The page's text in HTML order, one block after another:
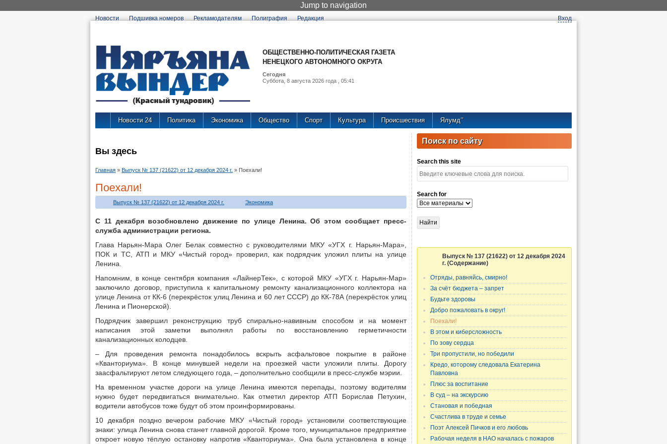
Jump to navigation
Новости Подшивка номеров Рекламодателям Полиграфия Редакция Вход
ОБЩЕСТВЕННО-ПОЛИТИЧЕСКАЯ ГАЗЕТА
НЕНЕЦКОГО АВТОНОМНОГО ОКРУГА
Сегодня
Суббота, 8 августа 2026 года , 05:41
Новости 24 Политика Экономика Общество Спорт Культура Происшествия Ялумд’’
Вы здесь
Главная » Выпуск № 137 (21622) от 12 декабря 2024 г. » Поехали!
Поехали!
Выпуск № 137 (21622) от 12 декабря 2024 г. Экономика
С 11 декабря возобновлено движение по улице Ленина. Об этом сообщает пресс-
служба администрации региона.
Глава Нарьян-Мара Олег Белак совместно с руководителями МКУ «УГХ г. Нарьян-Мара»,
ПОК и ТС, АТП и МКУ «Чистый город» проверил, как подрядчик уложил плиты на улице
Ленина.
Напомним, в конце сентября компания «ЛайнерТек», с которой МКУ «УГХ г. Нарьян-Мар»
заключило договор, приступила к капитальному ремонту канализационного коллектора на
улице Ленина от КК-6 (перекрёсток улиц Ленина и 60 лет СССР) до КК-78А (перекрёсток улиц
Ленина и Пионерской).
Подрядчик завершил реконструкцию труб спирально-навивным способом и на момент
написания этой заметки выполнял работы по восстановлению герметичности
канализационных колодцев.
– Для проведения ремонта понадобилось вскрыть асфальтовое покрытие в районе
«Кванториума». В конце минувшей недели на проезжей части уложили плиты. Дорогу
заасфальтируют летом следующего года, – дополнительно сообщили в пресс-службе мэрии.
На временном участке дороги на улице Ленина имеются перепады, поэтому водителям
нужно будет передвигаться внимательно. Как отметил директор АТП Борислав Петухин,
водители автобусов тоже будут об этом проинформированы.
10 декабря поздно вечером рабочие МКУ «Чистый город» установили соответствующие
знаки: улица Ленина снова станет главной дорогой. Кроме того, муниципальное предприятие
откроет новую тёплую остановку напротив «Кванториума». Она была установлена в конце
Поиск по сайту
Search this site
Search for
Выпуск № 137 (21622) от 12 декабря 2024
г. (Содержание)
Отряды, равняйсь, смирно!
За счёт бюджета – запрет
Будьте здоровы
Добро пожаловать в округ!
Поехали!
В этом и киберсложность
По зову сердца
Три пропустили, но победили
Кредо, которому следовала Екатерина
Павловна
Плюс за воспитание
В суд – на экскурсию
Становая и победная
Счастлива в труде и семье
Поэт Алексей Пичков и его любовь
Рабочая неделя в НАО началась с пожаров